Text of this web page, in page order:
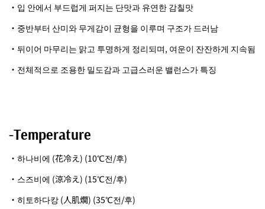
・입 안에서 부드럽게 퍼지는 단맛과 유연한 감칠맛
・중반부터 산미와 무게감이 균형을 이루며 구조가 드러남
・뒤이어 마무리는 맑고 투명하게 정리되며, 여운이 잔잔하게 지속됨
・전체적으로 조용한 밀도감과 고급스러운 밸런스가 특징
-Temperature
・하나비에 (花冷え) (10℃전/후)
・스즈비에 (涼冷え) (15℃전/후)
・히토하다캉 (人肌燗) (35℃전/후)